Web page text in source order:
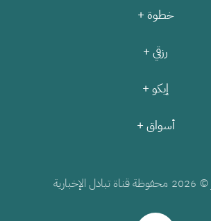
خطوة +
رزقي +
إيكو +
أسواق +
©
2026 محفوظة قناة تبادل الإخبارية